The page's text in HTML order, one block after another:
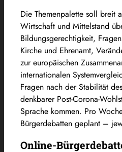
Die Themenpalette soll breit
Wirtschaft und Mittelstand
Bildungsgerechtigkeit,
Kirche und Ehrenamt,
zur europäischen
internationalen
Fragen nach der Stabilität
denkbarer Post-Corona-
Sprache kommen. Pro
Bürgerdebatten geplant –
Online-